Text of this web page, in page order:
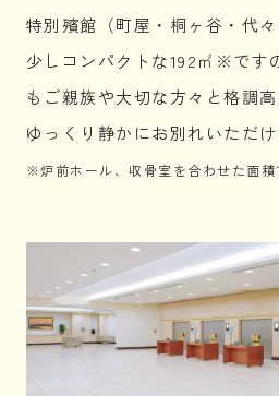
特別殯館（町屋・桐ヶ谷・代
少しコンパクトな192㎡※です
もご親族や大切な方々と格調高
ゆっくり静かにお別れいただけ
※炉前ホール、収骨室を合わせた面積